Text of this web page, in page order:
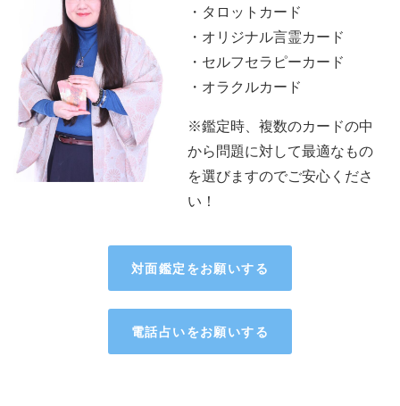
・タロットカード
・オリジナル言霊カード
・セルフセラピーカード
・オラクルカード
※鑑定時、複数のカードの中
から問題に対して最適なもの
を選びますのでご安心くださ
い！
対面鑑定をお願いする
電話占いをお願いする